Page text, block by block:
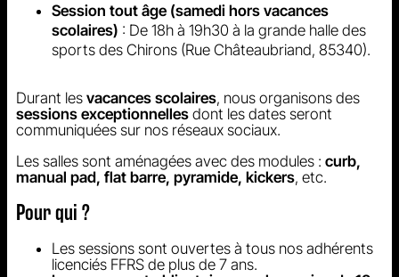
Session tout âge (samedi hors vacances
scolaires) : De 18h à 19h30 à la grande halle des
sports des Chirons (Rue Châteaubriand, 85340).
Durant les vacances scolaires, nous organisons des
sessions exceptionnelles dont les dates seront
communiquées sur nos réseaux sociaux.
Les salles sont aménagées avec des modules : curb,
manual pad, flat barre, pyramide, kickers, etc.
Pour qui ?
Les sessions sont ouvertes à tous nos adhérents
licenciés FFRS de plus de 7 ans.